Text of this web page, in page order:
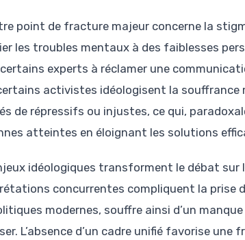
point de fracture majeur concerne la
les troubles mentaux à des faiblesses
experts à réclamer une
activistes idéologisent la souffrance
de répressifs ou injustes, ce qui,
atteintes en éloignant les solutions
idéologiques transforment le débat
concurrentes compliquent la prise
modernes, souffre ainsi d’un
L’absence d’un cadre unifié favorise